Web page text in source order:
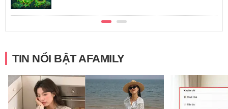
TIN NỔI BẬT AFAMILY